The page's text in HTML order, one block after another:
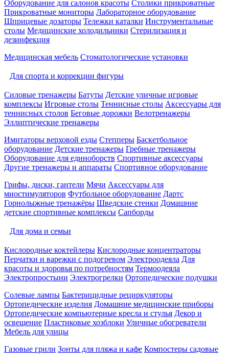
Оборудование для салонов красоты Столики прикроватные
Прикроватные мониторы Лабораторное оборудование
Шприцевые дозаторы Тележки каталки Инструментальные
столы Медицинские холодильники Стерилизация и
дезинфекция
Медицинская мебель Стоматологические установки
Для спорта и коррекции фигуры
Силовые тренажеры Батуты Детские уличные игровые
комплексы Игровые столы Теннисные столы Аксессуары для
теннисных столов Беговые дорожки Велотренажеры
Эллиптические тренажеры
Имитаторы верховой езды Степперы Баскетбольное
оборудование Детские тренажеры Гребные тренажеры
Оборудование для единоборств Спортивные аксессуары
Другие тренажеры и аппараты Спортивное оборудование
Грифы, диски, гантели Мячи Аксессуары для
миостимуляторов Футбольное оборудование Дартс
Горнолыжные тренажёры Шведские стенки Домашние
детские спортивные комплексы Сапборды
Для дома и семьи
Кислородные коктейлеры Кислородные концентраторы
Перчатки и варежки с подогревом Электроодеяла Для
красоты и здоровья по потребностям Термоодеяла
Электропростыни Электрогрелки Ортопедические подушки
Солевые лампы Бактерицидные рециркуляторы
Ортопедические изделия Домашние медицинские приборы
Ортопедические компьютерные кресла и стулья Декор и
освещение Пластиковые хозблоки Уличные обогреватели
Мебель для улицы
Газовые грили Зонты для пляжа и кафе Компостеры садовые